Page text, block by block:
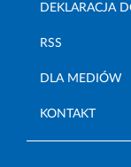
DEKLARACJA
RSS
DLA MEDIÓW
KONTAKT